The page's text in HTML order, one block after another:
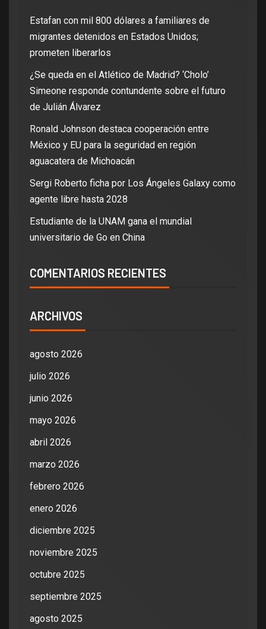
Estafan con mil 800 dólares a familiares de
migrantes detenidos en Estados Unidos;
prometen liberarlos
¿Se queda en el Atlético de Madrid? ‘Cholo’
Simeone responde contundente sobre el futuro
de Julián Álvarez
Ronald Johnson destaca cooperación entre
México y EU para la seguridad en región
aguacatera de Michoacán
Sergi Roberto ficha por Los Ángeles Galaxy como
agente libre hasta 2028
Estudiante de la UNAM gana el mundial
universitario de Go en China
COMENTARIOS RECIENTES
ARCHIVOS
agosto 2026
julio 2026
junio 2026
mayo 2026
abril 2026
marzo 2026
febrero 2026
enero 2026
diciembre 2025
noviembre 2025
octubre 2025
septiembre 2025
agosto 2025